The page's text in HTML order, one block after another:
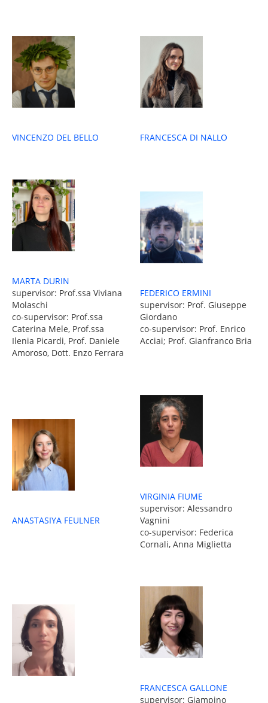
VINCENZO DEL BELLO FRANCESCA DI NALLO
MARTA DURIN
supervisor: Prof.ssa Viviana
Molaschi
co-supervisor: Prof.ssa
Caterina Mele, Prof.ssa
Ilenia Picardi, Prof. Daniele
Amoroso, Dott. Enzo Ferrara
FEDERICO ERMINI
supervisor: Prof. Giuseppe
Giordano
co-supervisor: Prof. Enrico
Acciai; Prof. Gianfranco Bria
ANASTASIYA FEULNER
VIRGINIA FIUME
supervisor: Alessandro
Vagnini
co-supervisor: Federica
Cornali, Anna Miglietta
FRANCESCA GALLONE
supervisor: Giampino